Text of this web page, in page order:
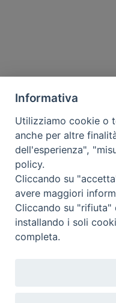
Informativa
Utilizziamo cookie o
anche per altre
dell'esperienza",
policy.
Cliccando su
avere maggiori
Cliccando su "rifiuta"
installando i soli
completa.